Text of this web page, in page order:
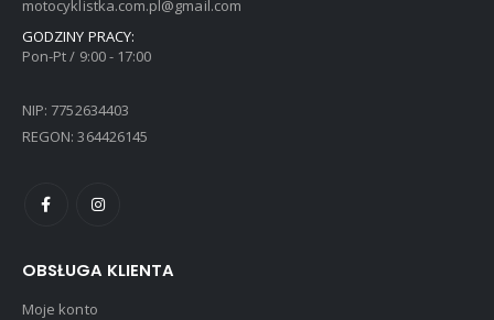
motocyklistka.com.pl@gmail.com
GODZINY PRACY:
Pon-Pt / 9:00 - 17:00
NIP: 7752634403
REGON: 364426145
OBSŁUGA KLIENTA
Moje konto